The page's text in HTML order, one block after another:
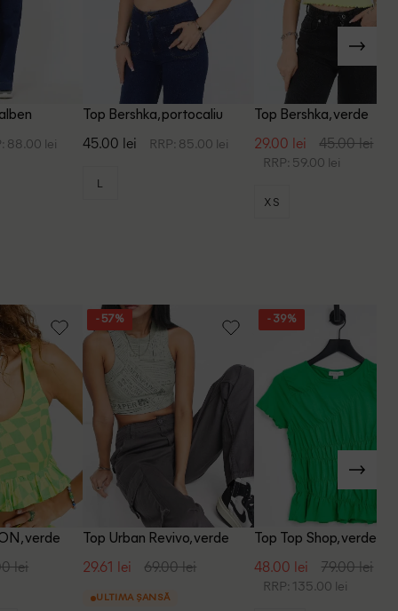
88.00 lei
Top Bershka, portocaliu
45.00 lei RRP: 85.00 lei
L
Top Bershka, verde
29.00 lei 45.00 lei
RRP: 59.00 lei
XS
verde
lei
- 57%
Top Urban Revivo, verde
29.61 lei 69.00 lei
ULTIMA ȘANSĂ
- 39%
Top Top Shop, verde
48.00 lei 79.00 lei
RRP: 135.00 lei